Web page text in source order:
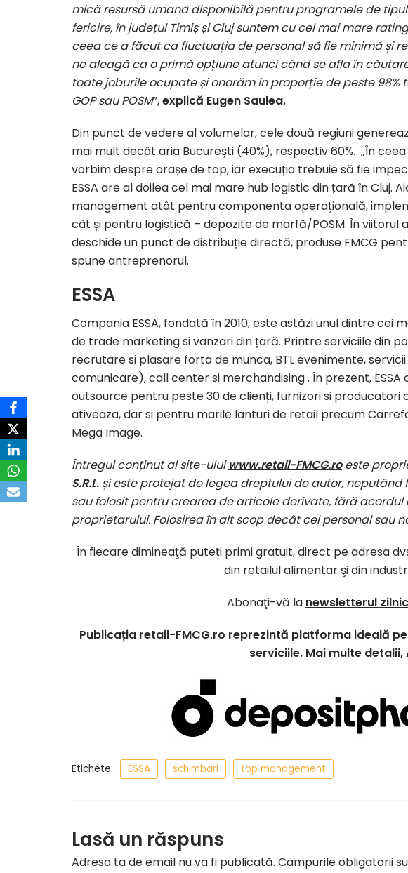
mică resursă umană disponibilă pentru programele de tipul
fericire, în județul Timiș și Cluj suntem cu cel mai mare
ceea ce a făcut ca fluctuația de personal să fie minimă și
ne aleagă ca o primă opțiune atunci când se afla în
toate joburile ocupate și onorăm în proporție de peste
GOP sau POSM”,explică Eugen Saulea.
Din punct de vedere al volumelor, cele două regiuni
mai mult decât aria București (40%), respectiv 60%. „În
vorbim despre orașe de top, iar execuția trebuie să fie
ESSA are al doilea cel mai mare hub logistic din țară în Cluj.
management atât pentru componenta operațională,
cât și pentru logistică – depozite de marfă/POSM. În viitorul
deschide un punct de distribuție directă, produse FMCG
spune antreprenorul.
ESSA
Compania ESSA, fondată în 2010, este astăzi unul dintre cei
de trade marketing si vanzari din țară. Printre serviciile din
recrutare si plasare forta de munca, BTL evenimente,
comunicare), call center si merchandising . În prezent, ESSA
outsource pentru peste 30 de clienți, furnizori si producatori
ativeaza, dar si pentru marile lanturi de retail precum
Mega Image.
Întregul conținut al site-uluiwww.retail-FMCG.roeste
S.R.L. și este protejat de legea dreptului de autor,
sau folosit pentru crearea de articole derivate, fără acordul
proprietarului. Folosirea în alt scop decât cel personal sau
În fiecare dimineaţă puteți primi gratuit, direct pe adresa
din retailul alimentar şi din
Abonaţi-vă la newsletterul
Publicația retail-FMCG.ro reprezintă platforma ideală
serviciile. Mai multe detalii,
Etichete: ESSA schimbari top management
Lasă un răspuns
Adresa ta de email nu va fi publicată. Câmpurile obligatorii